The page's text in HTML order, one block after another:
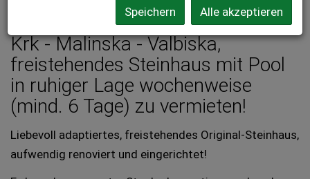
Krk - Malinska - Valbiska,
freistehendes Steinhaus mit Pool
in ruhiger Lage wochenweise
(mind. 6 Tage) zu vermieten!
Liebevoll adaptiertes, freistehendes Original-Steinhaus,
aufwendig renoviert und eingerichtet!
Speichern Alle akzeptieren